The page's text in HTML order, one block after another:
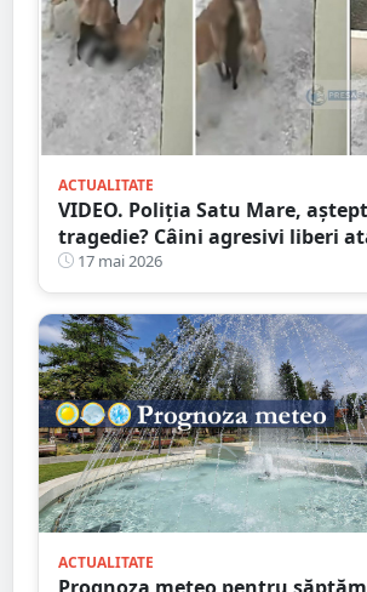
ACTUALITATE
VIDEO. Poliția Satu Mare,
tragedie? Câini agresivi liberi
pe stradă chiar în fața
17 mai 2026
ACTUALITATE